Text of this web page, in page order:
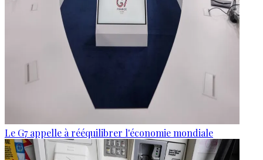
Le G7 appelle à rééquilibrer l'économie mondiale